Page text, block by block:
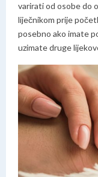
varirati od osobe do
liječnikom prije
posebno ako imate
uzimate druge